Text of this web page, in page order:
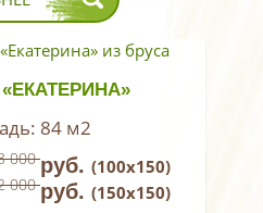
84 м2
000руб. (100х150)
000руб. (150х150)